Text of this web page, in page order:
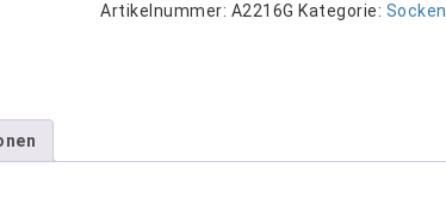
Skandinavian-
Artikelnummer: A2216G Kategorie: Socken